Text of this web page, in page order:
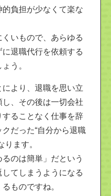
負担が少なくて楽な
いもので、あらゆる
退職代行を依頼する
う。
より、退職を思い立
、その後は一切会社
ることなく仕事を辞
だった“自分から退職
ります。
のは簡単」だという
てしまうようになる
ものですね。